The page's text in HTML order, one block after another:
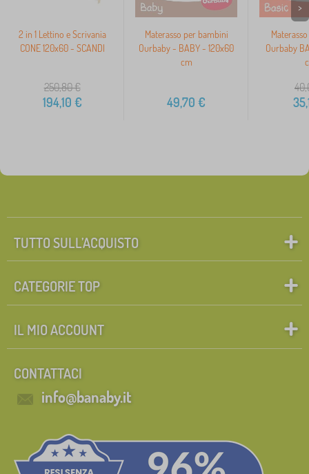
2 in 1 Lettino e Scrivania
CONE 120x60 - SCANDI
250,80€
194,10 €
Materasso per bambini
Ourbaby - BABY - 120x60
cm
49,70 €
Ourbaby
>
TUTTO SULL’ACQUISTO
CATEGORIE TOP
IL MIO ACCOUNT
CONTATTACI
info@banaby.it